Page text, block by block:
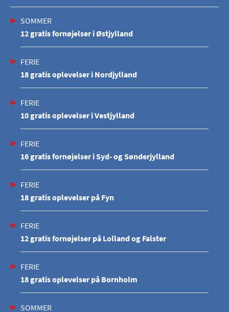
SOMMER
12 gratis fornøjelser i Østjylland
FERIE
18 gratis oplevelser i Nordjylland
FERIE
10 gratis oplevelser i Vestjylland
FERIE
16 gratis fornøjelser i Syd- og Sønderjylland
FERIE
18 gratis oplevelser på Fyn
FERIE
12 gratis fornøjelser på Lolland og Falster
FERIE
18 gratis oplevelser på Bornholm
SOMMER